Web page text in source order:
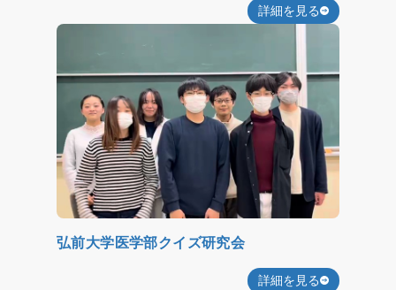
詳細を見る
弘前大学医学部クイズ研究会
詳細を見る